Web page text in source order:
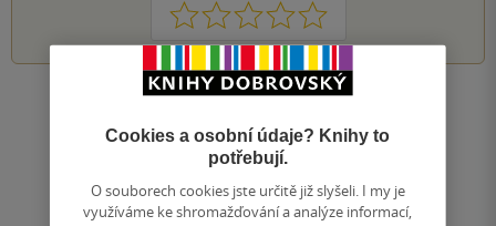
1 2 3 4 5
Přidat hodnocení
Cookies a osobní údaje? Knihy to
potřebují.
O souborech cookies jste určitě již slyšeli. I my je
využíváme ke shromažďování a analýze informací,